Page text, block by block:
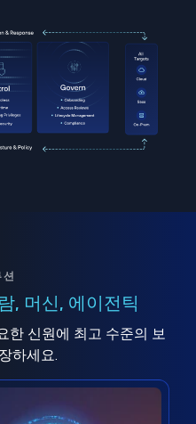
, 머신, 에이전틱
한 신원에 최고 수준의 보
하세요.